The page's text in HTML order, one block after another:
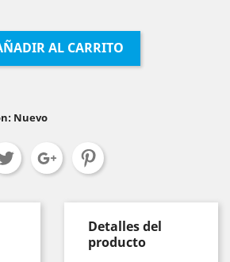
AL CARRITO
Nuevo
Detalles del
producto